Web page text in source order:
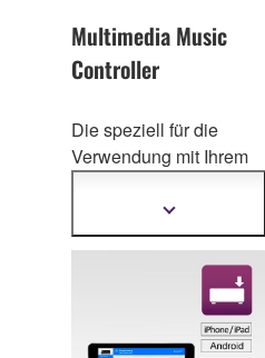
Multimedia Music
Controller
Die speziell für die
Verwendung mit Ihrem
entwickelte Multimedia
Music Controller App
bietet eine einfache und
komfortable Möglichkeit,
all Ihre Lieblingsmusik
zu genießen.
Mehr